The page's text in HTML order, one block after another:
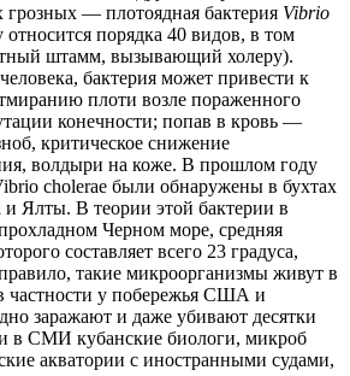
— плотоядная бактерия Vibrio
относится порядка 40 видов, в том
штамм, вызывающий холеру).
бактерия может привести к
плоти возле пораженного
конечности; попав в кровь —
критическое снижение
волдыри на коже. В прошлом году
cholerae были обнаружены в бухтах
Ялты. В теории этой бактерии в
Черном море, средняя
составляет всего 23 градуса,
такие микроорганизмы живут в
частности у побережья США и
заражают и даже убивают десятки
в СМИ кубанские биологи, микроб
акватории с иностранными судами,